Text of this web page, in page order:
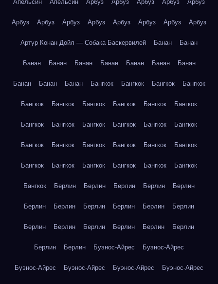
Апельсин Апельсин Арбуз Арбуз Арбуз Арбуз Арбуз
Арбуз Арбуз Арбуз Арбуз Арбуз Арбуз Арбуз Арбуз
Артур Конан Дойл — Собака Баскервилей Банан Банан
Банан Банан Банан Банан Банан Банан Банан
Банан Банан Банан Бангкок Бангкок Бангкок Бангкок
Бангкок Бангкок Бангкок Бангкок Бангкок Бангкок
Бангкок Бангкок Бангкок Бангкок Бангкок Бангкок
Бангкок Бангкок Бангкок Бангкок Бангкок Бангкок
Бангкок Бангкок Бангкок Бангкок Бангкок Бангкок
Бангкок Берлин Берлин Берлин Берлин Берлин
Берлин Берлин Берлин Берлин Берлин Берлин
Берлин Берлин Берлин Берлин Берлин Берлин
Берлин Берлин Буэнос-Айрес Буэнос-Айрес
Буэнос-Айрес Буэнос-Айрес Буэнос-Айрес Буэнос-Айрес